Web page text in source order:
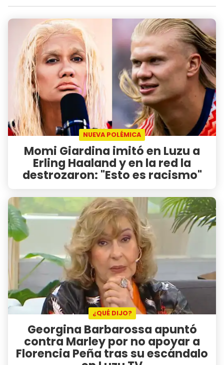
NUEVA POLÉMICA
Momi Giardina imitó en Luzu a
Erling Haaland y en la red la
destrozaron: "Esto es racismo"
¿QUÉ DIJO?
Georgina Barbarossa apuntó
contra Marley por no apoyar a
Florencia Peña tras su escándalo